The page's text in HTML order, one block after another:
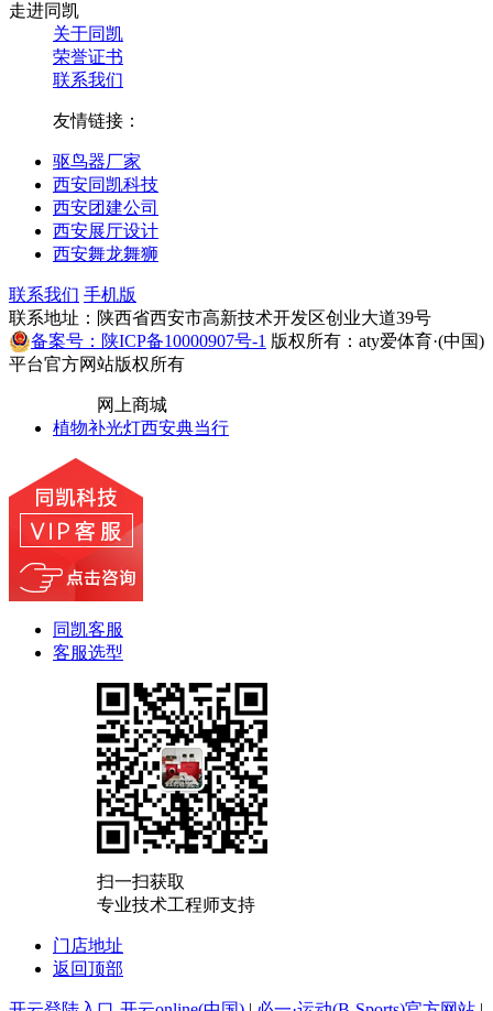
走进同凯
关于同凯
荣誉证书
联系我们
友情链接：
驱鸟器厂家
西安同凯科技
西安团建公司
西安展厅设计
西安舞龙舞狮
联系我们 手机版
联系地址：陕西省西安市高新技术开发区创业大道39号
备案号：陕ICP备10000907号-1 版权所有：aty爱体育·(中国)
平台官方网站版权所有
网上商城
植物补光灯西安典当行
同凯客服
客服选型
扫一扫获取
专业技术工程师支持
门店地址
返回顶部